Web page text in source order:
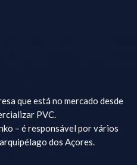
que está no mercado desde
PVC.
– é responsável por vários
dos Açores.